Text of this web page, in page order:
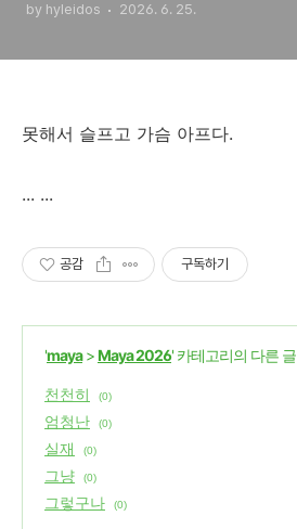
by hyleidos 2026. 6. 25.
못해서 슬프고 가슴 아프다.
... ...
공감 구독하기
'maya>Maya 2026' 카테고리의 다른 글
천천히 (0)
엄청난 (0)
실재 (0)
그냥 (0)
그렇구나 (0)